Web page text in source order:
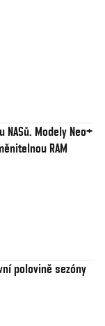
NASů. Modely Neo+
RAM
polovině sezóny